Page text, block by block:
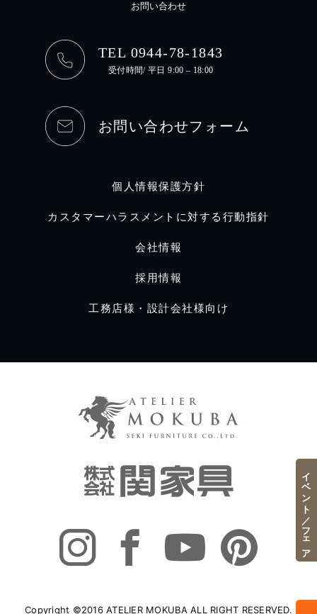
お問い合わせ
TEL 0944-78-1843
受付時間/ 平日 9:00 – 18:00
お問い合わせフォーム
個人情報保護方針
カスタマーハラスメントに対する行動指針
会社情報
採用情報
工務店様・設計会社様向け
Copyright ©2016 ATELIER MOKUBA ALL RIGHT RESERVED.
イベント／フェア